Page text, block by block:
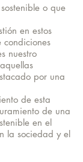
o que
en estos
nuestro
por una
de esta
de una
en el
la sociedad y el